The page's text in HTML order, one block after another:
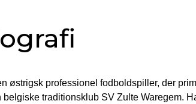
østrigsk professionel fodboldspiller, der
traditionsklub SV Zulte Waregem.